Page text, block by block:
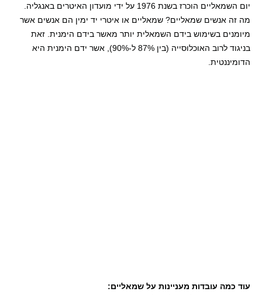
יום השמאליים הוכרז בשנת 1976 על ידי מועדון האיטרים באנגליה.
מה זה אנשים שמאליים? שמאליים או איטרי יד ימין הם אנשים אשר
מיומנים בשימוש בידם השמאלית יותר מאשר בידם הימנית. זאת
בניגוד לרוב האוכלוסייה (בין 87% ל-90%), אשר ידם הימנית היא
הדומיננטית.
עוד כמה עובדות מעניינות על שמאליים: